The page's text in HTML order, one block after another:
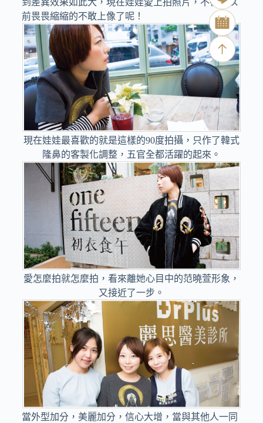
到差異效果如此大，現在娃娃愛上拍照片，不在像以
前畏畏縮縮的不敢上像了呢！
現在娃娃最喜歡的就是這樣的90度拍攝，只作了韓式
隆鼻的客製化調整，五官全都活躍的起來。
愛怎麼拍就怎麼拍，看來離她心目中的范曉萱形象，
又接近了一步。
當外型加分，美麗加分，信心大增，當與其他人一同